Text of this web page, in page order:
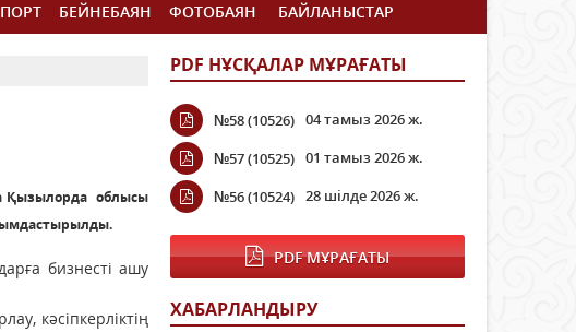
БЕЙНЕБАЯН ФОТОБАЯН БАЙЛАНЫСТАР
Қызылорда облысы
бизнесті ашу
кәсіпкерліктің
PDF НҰСҚАЛАР МҰРАҒАТЫ
№58 (10526) 04 тамыз 2026 ж.
№57 (10525) 01 тамыз 2026 ж.
№56 (10524) 28 шілде 2026 ж.
PDF МҰРАҒАТЫ
ХАБАРЛАНДЫРУ